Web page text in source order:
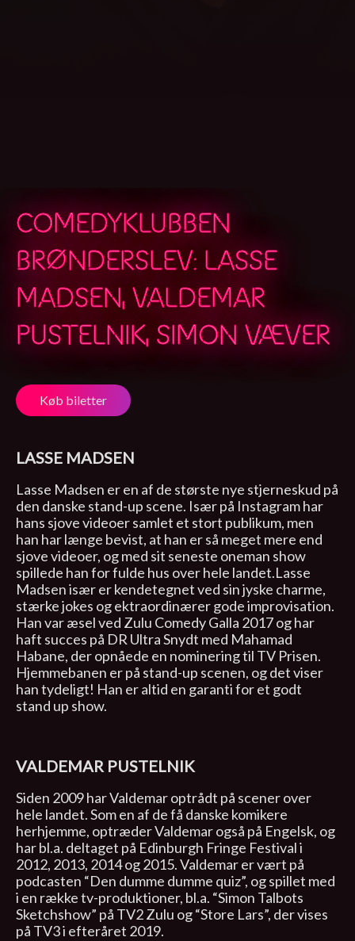
COMEDYKLUBBEN
BRØNDERSLEV: LASSE
MADSEN, VALDEMAR
PUSTELNIK, SIMON VÆVER
Køb biletter
LASSE MADSEN
Lasse Madsen er en af de største nye stjerneskud på
den danske stand-up scene. Især på Instagram har
hans sjove videoer samlet et stort publikum, men
han har længe bevist, at han er så meget mere end
sjove videoer, og med sit seneste oneman show
spillede han for fulde hus over hele landet.Lasse
Madsen især er kendetegnet ved sin jyske charme,
stærke jokes og ektraordinærer gode improvisation.
Han var æsel ved Zulu Comedy Galla 2017 og har
haft succes på DR Ultra Snydt med Mahamad
Habane, der opnåede en nominering til TV Prisen.
Hjemmebanen er på stand-up scenen, og det viser
han tydeligt! Han er altid en garanti for et godt
stand up show.
VALDEMAR PUSTELNIK
Siden 2009 har Valdemar optrådt på scener over
hele landet. Som en af de få danske komikere
herhjemme, optræder Valdemar også på Engelsk, og
har bl.a. deltaget på Edinburgh Fringe Festival i
2012, 2013, 2014 og 2015. Valdemar er vært på
podcasten “Den dumme dumme quiz”, og spillet med
i en række tv-produktioner, bl.a. “Simon Talbots
Sketchshow” på TV2 Zulu og “Store Lars”, der vises
på TV3 i efteråret 2019.